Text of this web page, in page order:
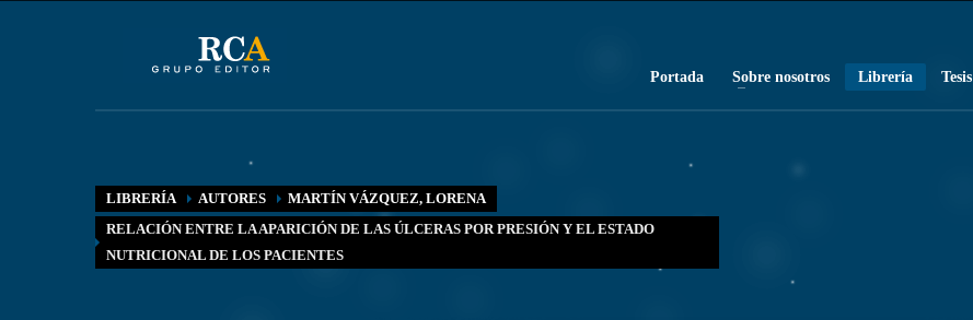
Portada Sobre nosotros Librería
LIBRERÍA AUTORES
MARTÍN VÁZQUEZ, LORENA
RELACIÓN ENTRE LA APARICIÓN DE LAS ÚLCERAS POR PRESIÓN Y EL ESTADO
NUTRICIONAL DE LOS PACIENTES